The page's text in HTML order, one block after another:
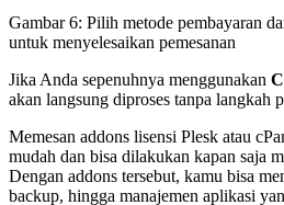
Gambar 6: Pilih metode pembayaran
untuk menyelesaikan pemesanan
Jika Anda sepenuhnya menggunakan
akan langsung diproses tanpa langkah
Memesan addons lisensi Plesk atau
mudah dan bisa dilakukan kapan saja
Dengan addons tersebut, kamu bisa
backup, hingga manajemen aplikasi